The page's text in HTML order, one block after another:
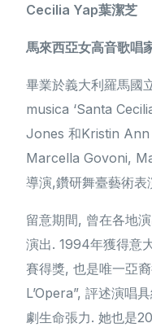
Cecilia Yap葉潔芝
馬來西亞女高音歌唱
畢業於義大利羅馬國
musica ‘Santa
Jones 和Kristin Ann
Marcella Govoni,
導演,鑽研舞臺藝術
留意期間, 曾在各地
演出. 1994年獲得意
賽得獎, 也是唯一亞
L’Opera”, 評述演唱
劇生命張力. 她也是